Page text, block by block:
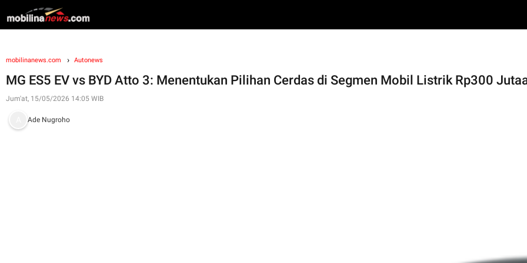
mobilinanews.com Autonews
MG ES5 EV vs BYD Atto 3: Menentukan Pilihan Cerdas di Segmen Mobil Listrik Rp300
Jum'at, 15/05/2026 14:05 WIB
Ade Nugroho